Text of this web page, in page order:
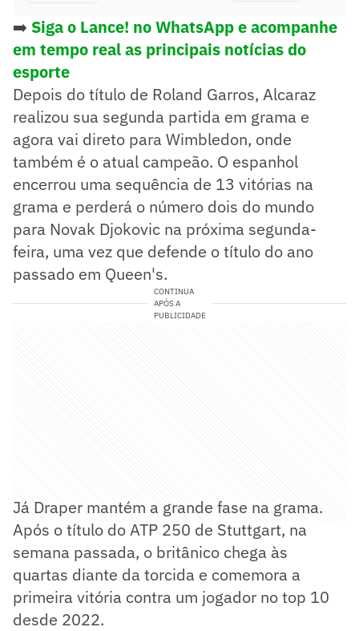
➡️ Siga o Lance! no WhatsApp e acompanhe
em tempo real as principais notícias do
esporte
Depois do título de Roland Garros, Alcaraz
realizou sua segunda partida em grama e
agora vai direto para Wimbledon, onde
também é o atual campeão. O espanhol
encerrou uma sequência de 13 vitórias na
grama e perderá o número dois do mundo
para Novak Djokovic na próxima segunda-
feira, uma vez que defende o título do ano
passado em Queen's.
CONTINUA
APÓS A
PUBLICIDADE
Já Draper mantém a grande fase na grama.
Após o título do ATP 250 de Stuttgart, na
semana passada, o britânico chega às
quartas diante da torcida e comemora a
primeira vitória contra um jogador no top 10
desde 2022.